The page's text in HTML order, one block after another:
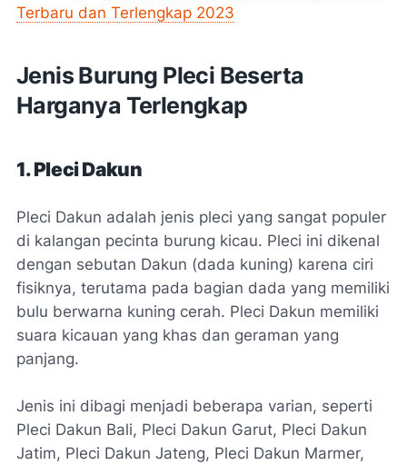
Terbaru dan Terlengkap 2023
Jenis Burung Pleci Beserta
Harganya Terlengkap
1. Pleci Dakun
Pleci Dakun adalah jenis pleci yang sangat populer
di kalangan pecinta burung kicau. Pleci ini dikenal
dengan sebutan Dakun (dada kuning) karena ciri
fisiknya, terutama pada bagian dada yang memiliki
bulu berwarna kuning cerah. Pleci Dakun memiliki
suara kicauan yang khas dan geraman yang
panjang.
Jenis ini dibagi menjadi beberapa varian, seperti
Pleci Dakun Bali, Pleci Dakun Garut, Pleci Dakun
Jatim, Pleci Dakun Jateng, Pleci Dakun Marmer,